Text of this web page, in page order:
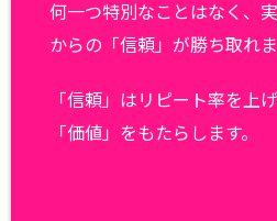
何一つ特別なことはなく、
からの「信頼」が勝ち取れま
「信頼」はリピート率を上
「価値」をもたらします。